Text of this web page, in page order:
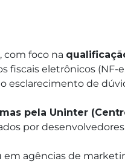
, com foco na
eletrônicos (NF-
esclarecimento de
pela Uninter
por
em agências de